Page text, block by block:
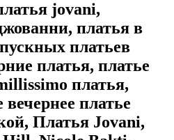
jovani,
платья в
платьев
платья, платье
платья,
платье
Платья Jovani,